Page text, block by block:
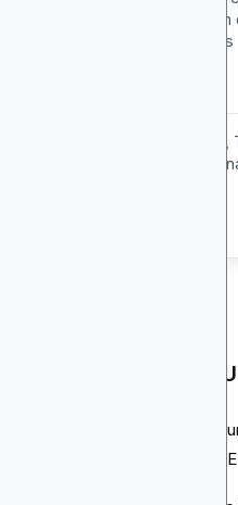
usuarios
Permitido (solo
Google también permite
cripto exclusivamente para